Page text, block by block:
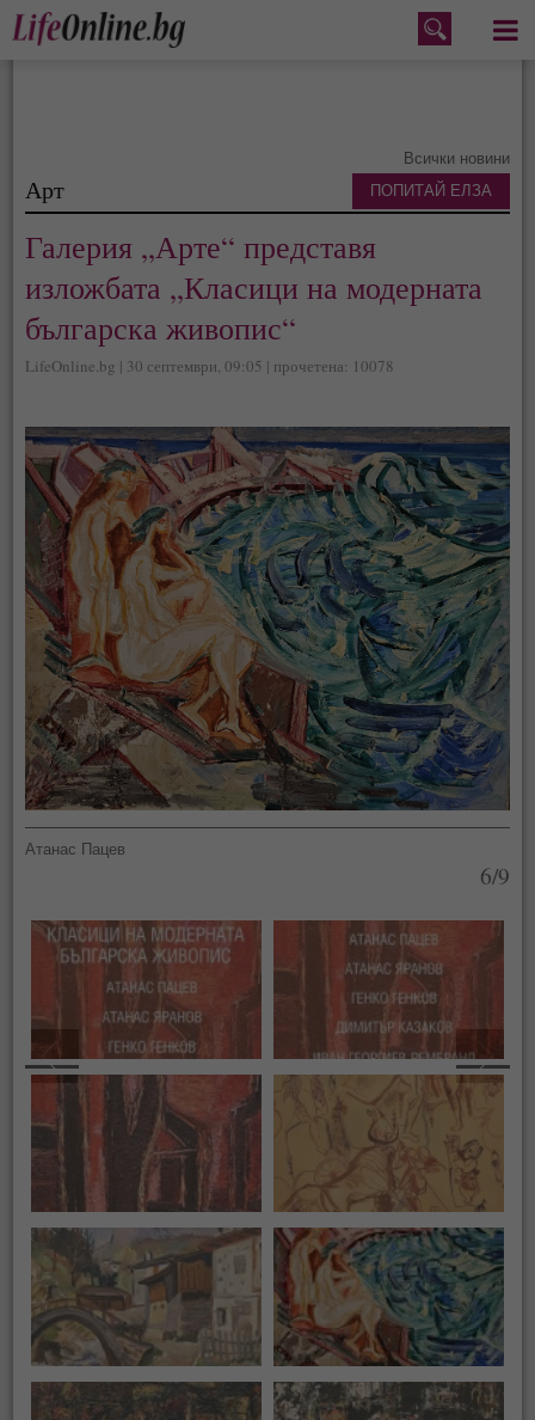
Меню
Всички новини
Арт
Галерия „Арте“ представя
изложбата „Класици на модерната
българска живопис“
LifeOnline.bg | 30 септември, 09:05 | прочетена: 10078
Атанас Пацев
6/9
ПОПИТАЙ ЕЛЗА